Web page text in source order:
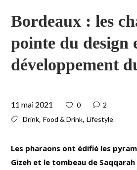
Bordeaux : les
pointe du design
développement
11 mai 2021 0
2
Drink,Food & Drink,Lifestyle
Les pharaons ont édifié les
Gizeh et le tombeau de Saqqarah